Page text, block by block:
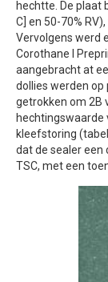
hechtte. De plaat
C] en 50-70%
Vervolgens werd
Corothane I
aangebracht at
dollies werden
getrokken om 2B
hechtingswaarde
kleefstoring
dat de sealer een
TSC, met een